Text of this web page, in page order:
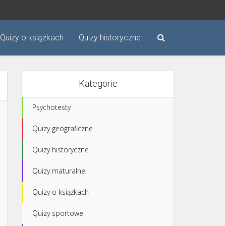
Quizy o książkach Quizy historyczne
Kategorie
Psychotesty
Quizy geograficzne
Quizy historyczne
Quizy maturalne
Quizy o książkach
Quizy sportowe